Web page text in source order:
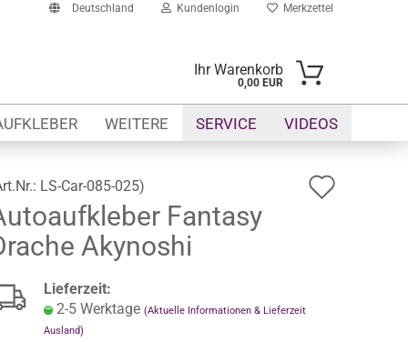
Deutschland Kundenlogin
Mail
erstellen
Merkzettel
Ihr Warenkorb
0,00 EUR
SERVICE VIDEOS
WEITERE
LS-Car-085-025)
Fantasy
Akynoshi
Lieferzeit:
2-5 Werktage (Aktuelle Informationen & Lieferzeit
Ausland)